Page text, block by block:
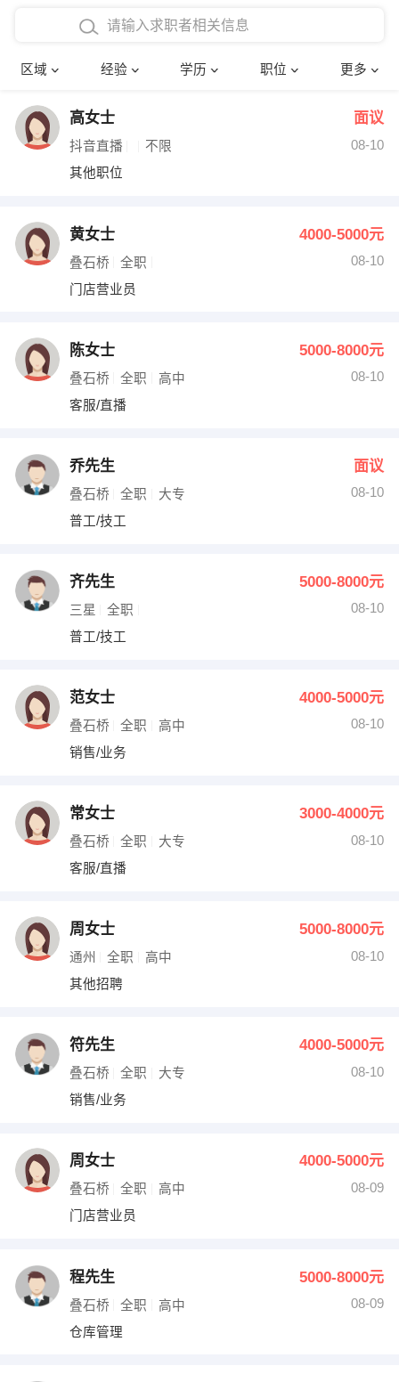
区域 经验 学历 职位 更多
在校学生工作经验
四年以上工作经验
五年以上工作经验
博士
文员
财务会计
网络IT
收银员
水电/机修
编辑
其他职位
确定
高女士 面议
抖音直播 不限
08-10
其他职位
黄女士 4000-5000元
叠石桥 全职
08-10
门店营业员
陈女士 5000-8000元
叠石桥 全职 高中
08-10
客服/直播
乔先生 面议
叠石桥 全职 大专
08-10
普工/技工
齐先生 5000-8000元
三星 全职
08-10
普工/技工
范女士 4000-5000元
叠石桥 全职 高中
08-10
销售/业务
常女士 3000-4000元
叠石桥 全职 大专
08-10
客服/直播
周女士 5000-8000元
通州 全职 高中
08-10
其他招聘
符先生 4000-5000元
叠石桥 全职 大专
08-10
销售/业务
周女士 4000-5000元
叠石桥 全职 高中
08-09
门店营业员
程先生 5000-8000元
叠石桥 全职 高中
08-09
仓库管理